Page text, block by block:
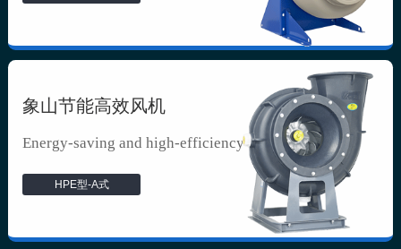
象山节能高效风机
Energy-saving and high-efficiency f...
HPE型-A式